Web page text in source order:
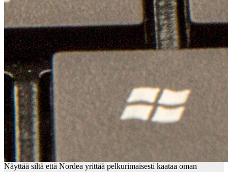
Näyttää siltä että Nordea yrittää pelkurimaisesti kaataa oman